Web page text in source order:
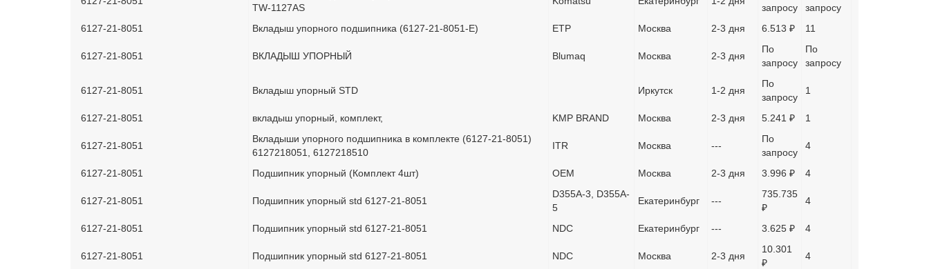
TW-1127AS
запросу
запросу
6127-21-8051
Вкладыш упорного подшипника (6127-21-8051-E) ETP Москва 2-3 дня 6.513 ₽ 11
6127-21-8051 ВКЛАДЫШ УПОРНЫЙ Blumaq Москва 2-3 дня
По
запросу
По
запросу
6127-21-8051 Вкладыш упорный STD Иркутск 1-2 дня
По
запросу
1
6127-21-8051 вкладыш упорный, комплект, KMP BRAND Москва 2-3 дня 5.241 ₽ 1
6127-21-8051
Вкладыши упорного подшипника в комплекте (6127-21-8051)
6127218051, 6127218510
ITR Москва ---
По
запросу
4
6127-21-8051 Подшипник упорный (Комплект 4шт) OEM Москва 2-3 дня 3.996 ₽ 4
6127-21-8051 Подшипник упорный std 6127-21-8051
D355A-3, D355A-
5
Екатеринбург ---
735.735
₽
4
6127-21-8051 Подшипник упорный std 6127-21-8051 NDC Екатеринбург --- 3.625 ₽ 4
6127-21-8051 Подшипник упорный std 6127-21-8051 NDC Москва 2-3 дня
10.301
₽
4